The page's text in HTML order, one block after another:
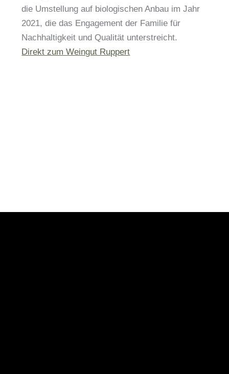
die Umstellung auf biologischen Anbau im Jahr
2021, die das Engagement der Familie für
Nachhaltigkeit und Qualität unterstreicht.
Direkt zum Weingut Ruppert